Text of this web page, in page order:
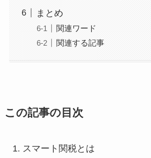
まとめ
関連ワード
関連する記事
この記事の目次
スマート関税とは